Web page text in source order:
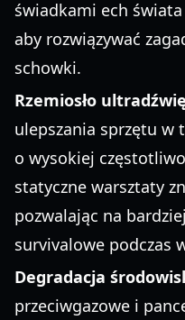
świadkami ech
aby rozwiązywać
schowki.
Rzemiosło
ulepszania sprzętu w
o wysokiej
statyczne warsztaty
pozwalając na
survivalowe podczas
Degradacja
przeciwgazowe i